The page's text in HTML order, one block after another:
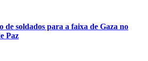
de soldados para a faixa de Gaza no
Paz